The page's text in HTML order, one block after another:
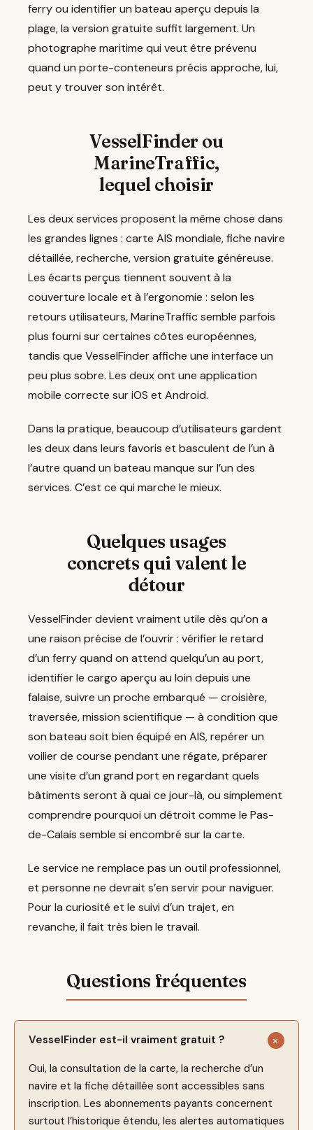
ferry ou identifier un bateau aperçu depuis la
plage, la version gratuite suffit largement. Un
photographe maritime qui veut être prévenu
quand un porte-conteneurs précis approche, lui,
peut y trouver son intérêt.
VesselFinder ou
MarineTraffic,
lequel choisir
Les deux services proposent la même chose dans
les grandes lignes : carte AIS mondiale, fiche navire
détaillée, recherche, version gratuite généreuse.
Les écarts perçus tiennent souvent à la
couverture locale et à l’ergonomie : selon les
retours utilisateurs, MarineTraffic semble parfois
plus fourni sur certaines côtes européennes,
tandis que VesselFinder affiche une interface un
peu plus sobre. Les deux ont une application
mobile correcte sur iOS et Android.
Dans la pratique, beaucoup d’utilisateurs gardent
les deux dans leurs favoris et basculent de l’un à
l’autre quand un bateau manque sur l’un des
services. C’est ce qui marche le mieux.
Quelques usages
concrets qui valent le
détour
VesselFinder devient vraiment utile dès qu’on a
une raison précise de l’ouvrir : vérifier le retard
d’un ferry quand on attend quelqu’un au port,
identifier le cargo aperçu au loin depuis une
falaise, suivre un proche embarqué — croisière,
traversée, mission scientifique — à condition que
son bateau soit bien équipé en AIS, repérer un
voilier de course pendant une régate, préparer
une visite d’un grand port en regardant quels
bâtiments seront à quai ce jour-là, ou simplement
comprendre pourquoi un détroit comme le Pas-
de-Calais semble si encombré sur la carte.
Le service ne remplace pas un outil professionnel,
et personne ne devrait s’en servir pour naviguer.
Pour la curiosité et le suivi d’un trajet, en
revanche, il fait très bien le travail.
VesselFinder est-il vraiment gratuit ?
Oui, la consultation de la carte, la recherche d’un
navire et la fiche détaillée sont accessibles sans
inscription. Les abonnements payants concernent
surtout l’historique étendu, les alertes automatiques